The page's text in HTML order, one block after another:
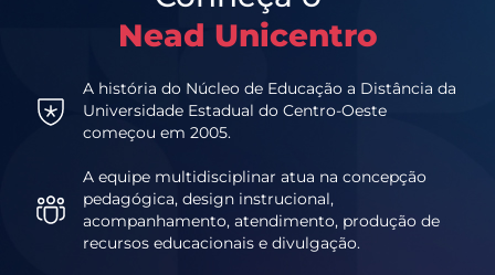
Nead Unicentro
A história do Núcleo de Educação a Distância da
Universidade Estadual do Centro-Oeste
começou em 2005.
A equipe multidisciplinar atua na concepção
pedagógica, design instrucional,
acompanhamento, atendimento, produção de
recursos educacionais e divulgação.